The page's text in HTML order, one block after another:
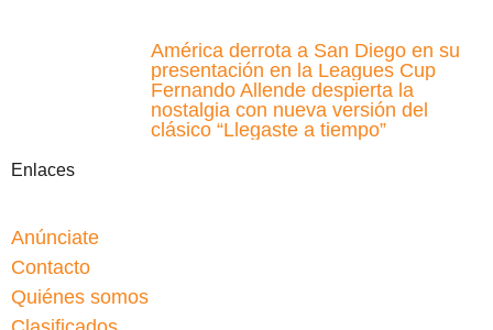
América derrota a San Diego en su
presentación en la Leagues Cup
Fernando Allende despierta la
nostalgia con nueva versión del
clásico “Llegaste a tiempo”
Enlaces
Anúnciate
Contacto
Quiénes somos